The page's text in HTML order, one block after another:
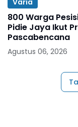
Varia
800 Warga
Pidie Jaya Ikut
Pascabencana
Agustus 06, 2026